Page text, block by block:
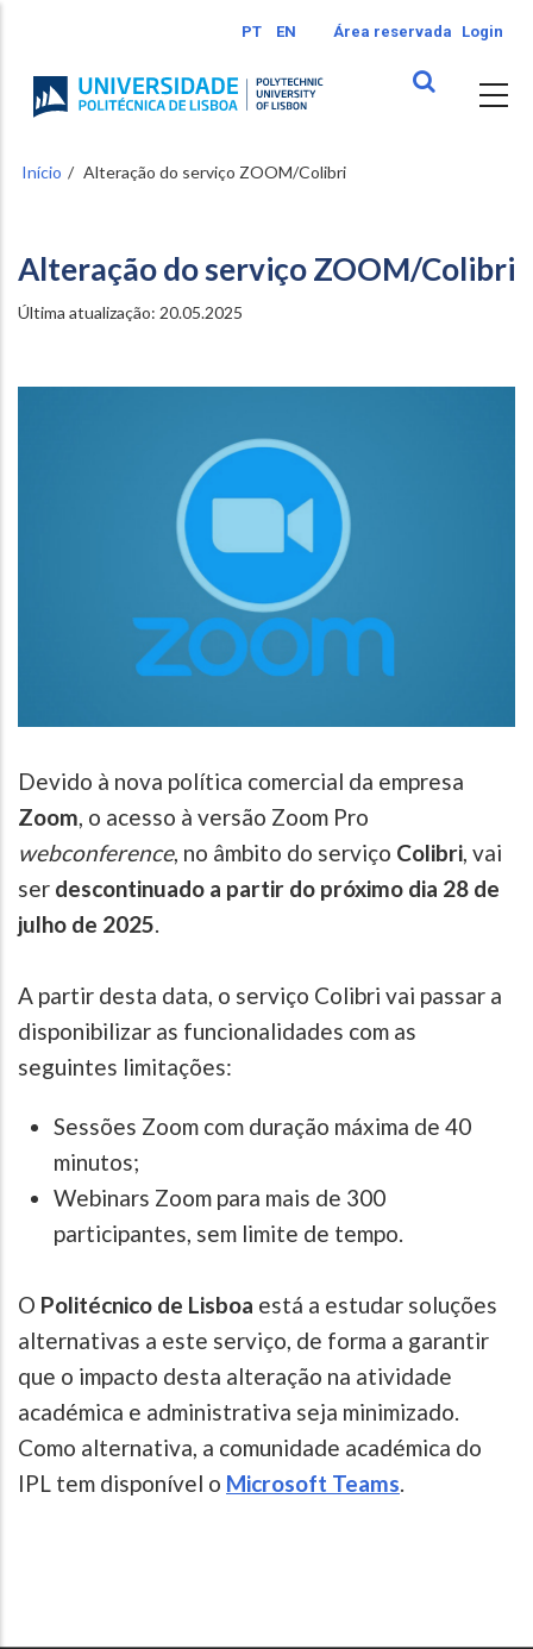
conteúdo
principal
PT EN Área reservada Login
Início Alteração do serviço ZOOM/Colibri
Alteração do serviço ZOOM/Colibri
Última atualização: 20.05.2025
Devido à nova política comercial da empresa
Zoom, o acesso à versão Zoom Pro
webconference, no âmbito do serviço Colibri, vai
ser descontinuado a partir do próximo dia 28 de
julho de 2025.
A partir desta data, o serviço Colibri vai passar a
disponibilizar as funcionalidades com as
seguintes limitações:
Sessões Zoom com duração máxima de 40
minutos;
Webinars Zoom para mais de 300
participantes, sem limite de tempo.
O Politécnico de Lisboa está a estudar soluções
alternativas a este serviço, de forma a garantir
que o impacto desta alteração na atividade
académica e administrativa seja minimizado.
Como alternativa, a comunidade académica do
IPL tem disponível o Microsoft Teams.